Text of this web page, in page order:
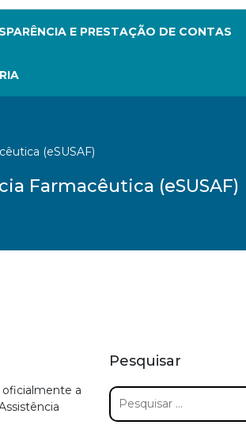
E PRESTAÇÃO DE CONTAS
(eSUSAF)
Farmacêutica (eSUSAF)
oficialmente a
Pesquisar
Pesquisar
por: